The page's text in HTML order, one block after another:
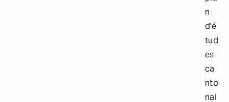
n
d'é
tud
es
ca
nto
nal